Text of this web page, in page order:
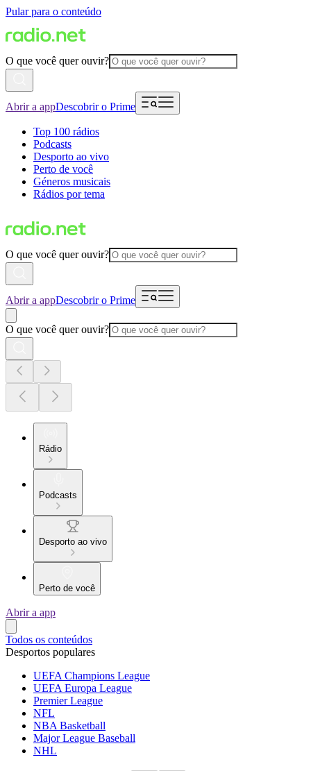
Pular para o conteúdo
O que você quer ouvir?
Abrir a appDescobrir o Prime
Top 100 rádios
Podcasts
Desporto ao vivo
Perto de você
Géneros musicais
Rádios por tema
O que você quer ouvir?
Abrir a appDescobrir o Prime
O que você quer ouvir?
Rádio
Podcasts
Desporto ao vivo
Perto de você
Abrir a app
Todos os conteúdos
Desportos populares
UEFA Champions League
UEFA Europa League
Premier League
NFL
NBA Basketball
Major League Baseball
NHL